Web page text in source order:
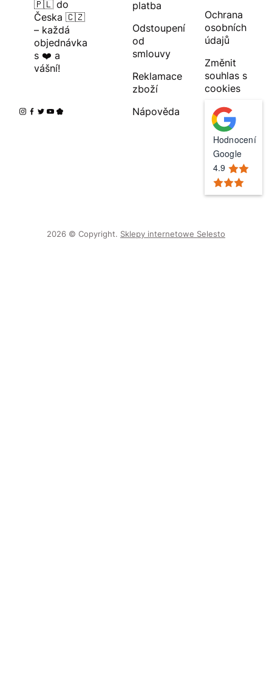
🇵🇱 do
Česka 🇨🇿
– každá
objednávka
s ❤️ a
vášní!
platba
Odstoupení
od
smlouvy
Reklamace
zboží
Nápověda
Ochrana
osobních
údajů
Změnit
souhlas s
cookies
Hodnocení
Google
4.9
2026 © Copyright. Sklepy internetowe Selesto